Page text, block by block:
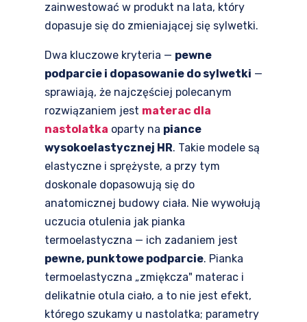
zainwestować w produkt na lata, który
dopasuje się do zmieniającej się sylwetki.
Dwa kluczowe kryteria — pewne
podparcie i dopasowanie do sylwetki —
sprawiają, że najczęściej polecanym
rozwiązaniem jest materac dla
nastolatka oparty na piance
wysokoelastycznej HR. Takie modele są
elastyczne i sprężyste, a przy tym
doskonale dopasowują się do
anatomicznej budowy ciała. Nie wywołują
uczucia otulenia jak pianka
termoelastyczna — ich zadaniem jest
pewne, punktowe podparcie. Pianka
termoelastyczna „zmiękcza" materac i
delikatnie otula ciało, a to nie jest efekt,
którego szukamy u nastolatka; parametry